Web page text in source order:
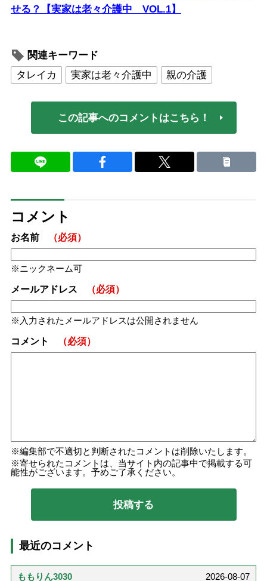
せる？【実家は老々介護中 VOL.1】
関連キーワード
タレイカ
実家は老々介護中 親の介護
この記事へのコメントはこちら！
コメント
お名前 （必須）
ニックネーム可
メールアドレス （必須）
入力されたメールアドレスは公開されません
コメント （必須）
編集部で不適切と判断されたコメントは削除いたします。
寄せられたコメントは、当サイト内の記事中で掲載する可
能性がございます。予めご了承ください。
最近のコメント
ももりん3030
2026-08-07